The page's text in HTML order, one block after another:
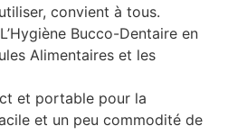
convient à tous.
Bucco-Dentaire en
Alimentaires et les
et portable pour la
et un peu commodité de